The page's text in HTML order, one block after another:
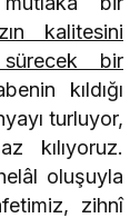
kalitesini
bir
kıldığı
turluyor,
kılıyoruz.
oluşuyla
zihnî